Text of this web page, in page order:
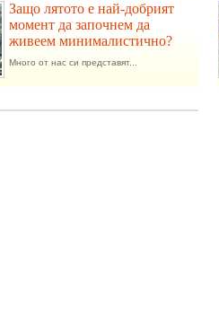
Защо лятото е най-добрият
момент да започнем да
живеем минималистично?
Много от нас си представят...